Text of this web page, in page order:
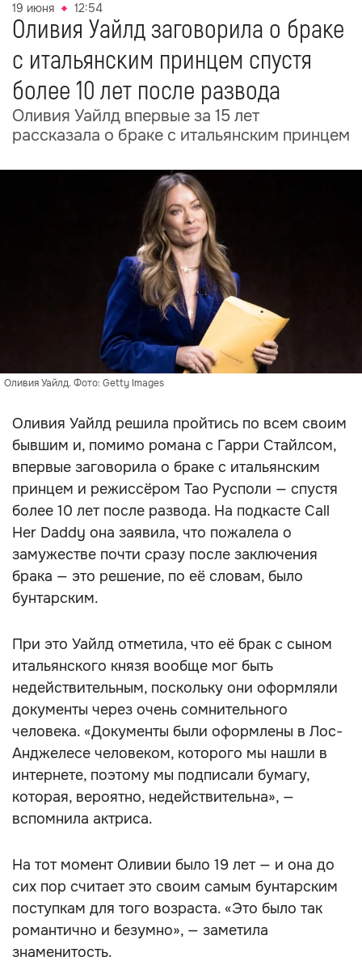
19 июня 12:54
Оливия Уайлд заговорила о браке
с итальянским принцем спустя
более 10 лет после развода
Оливия Уайлд впервые за 15 лет
рассказала о браке с итальянским принцем
Оливия Уайлд. Фото: Getty Images
Оливия Уайлд решила пройтись по всем своим
бывшим и, помимо романа с Гарри Стайлсом,
впервые заговорила о браке с итальянским
принцем и режиссёром Тао Русполи — спустя
более 10 лет после развода. На подкасте Call
Her Daddy она заявила, что пожалела о
замужестве почти сразу после заключения
брака — это решение, по её словам, было
бунтарским.
При это Уайлд отметила, что её брак с сыном
итальянского князя вообще мог быть
недействительным, поскольку они оформляли
документы через очень сомнительного
человека. «Документы были оформлены в Лос-
Анджелесе человеком, которого мы нашли в
интернете, поэтому мы подписали бумагу,
которая, вероятно, недействительна», —
вспомнила актриса.
На тот момент Оливии было 19 лет — и она до
сих пор считает это своим самым бунтарским
поступкам для того возраста. «Это было так
романтично и безумно», — заметила
знаменитость.